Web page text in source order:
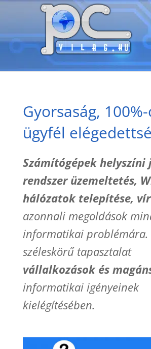
Gyorsaság,
ügyfél
Számítógépek helyszíni
rendszer üzemeltetés,
hálózatok telepítése,
azonnali megoldások
informatikai problémára.
széleskörű tapasztalat
vállalkozások és
informatikai igényeinek
kielégítésében.